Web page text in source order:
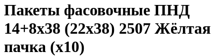
Пакеты фасовочные ПНД
14+8х38 (22х38) 2507 Жёлтая
пачка (х10)